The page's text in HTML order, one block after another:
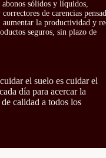
sólidos y líquidos,
de carencias
la productividad y
seguros, sin plazo de
el suelo es cuidar el
día para acercar la
calidad a todos los